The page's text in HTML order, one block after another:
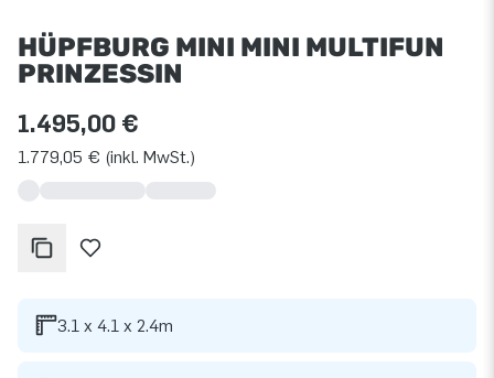
HÜPFBURG MINI MINI MULTIFUN
PRINZESSIN
1.495,00 €
1.779,05 € (inkl. MwSt.)
3.1 x 4.1 x 2.4m